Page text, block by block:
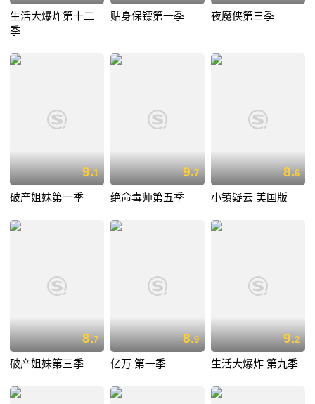
生活大爆炸第十二
季
贴身保镖第一季 夜魔侠第三季
9.1
破产姐妹第一季
9.7
绝命毒师第五季
8.6
小镇疑云 美国版
8.7
破产姐妹第三季
8.9
亿万 第一季
9.2
生活大爆炸 第九季